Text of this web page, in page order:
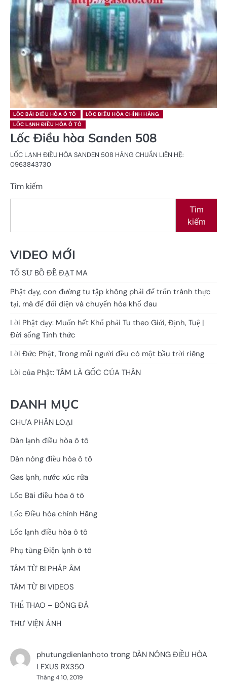
LỐC BÃI ĐIỀU HÒA Ô TÔ
LỐC ĐIỀU HÒA CHÍNH HÃNG
LỐC LẠNH ĐIỀU HÒA Ô TÔ
Lốc Điều hòa Sanden 508
LỐC LẠNH ĐIỀU HÒA SANDEN 508 HÀNG CHUẨN LIÊN HỆ:
0963843730
Tìm kiếm
Tìm
kiếm
VIDEO MỚI
TỔ SƯ BỒ ĐỀ ĐẠT MA
Phật dạy, con đường tu tập không phải để trốn tránh thực
tại, mà để đối diện và chuyển hóa khổ đau
Lời Phật dạy: Muốn hết Khổ phải Tu theo Giới, Định, Tuệ |
Đời sống Tỉnh thức
Lời Đức Phật, Trong mỗi người đều có một bầu trời riêng
Lời của Phật: TÂM LÀ GỐC CỦA THÂN
DANH MỤC
CHƯA PHÂN LOẠI
Dàn lạnh điều hòa ô tô
Dàn nóng điều hòa ô tô
Gas lạnh, nước xúc rửa
Lốc Bãi điều hòa ô tô
Lốc Điều hòa chính Hãng
Lốc lạnh điều hòa ô tô
Phụ tùng Điện lạnh ô tô
TÂM TỪ BI PHÁP ÂM
TÂM TỪ BI VIDEOS
THỂ THAO – BÓNG ĐÁ
THƯ VIỆN ẢNH
phutungdienlanhoto trong DÀN NÓNG ĐIỀU HÒA
LEXUS RX350
Tháng 4 10, 2019